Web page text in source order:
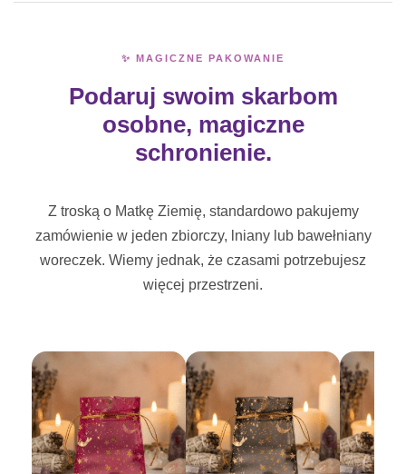
✨ MAGICZNE PAKOWANIE
Podaruj swoim skarbom
osobne, magiczne
schronienie.
Z troską o Matkę Ziemię, standardowo pakujemy
zamówienie w jeden zbiorczy, lniany lub bawełniany
woreczek. Wiemy jednak, że czasami potrzebujesz
więcej przestrzeni.